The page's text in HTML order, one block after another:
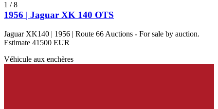
1 /8
1956 | Jaguar XK 140 OTS
Jaguar XK140 | 1956 | Route 66 Auctions - For sale by auction.
Estimate 41500 EUR
Véhicule aux enchères